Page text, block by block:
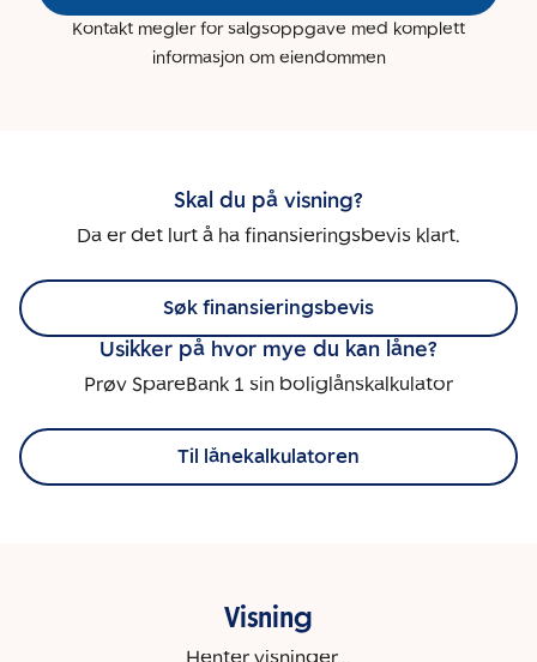
Kontakt megler for salgsoppgave med komplett
informasjon om eiendommen
Skal du på visning?
Da er det lurt å ha finansieringsbevis klart.
Søk finansieringsbevis
Usikker på hvor mye du kan låne?
Prøv SpareBank 1 sin boliglånskalkulator
Til lånekalkulatoren
Visning